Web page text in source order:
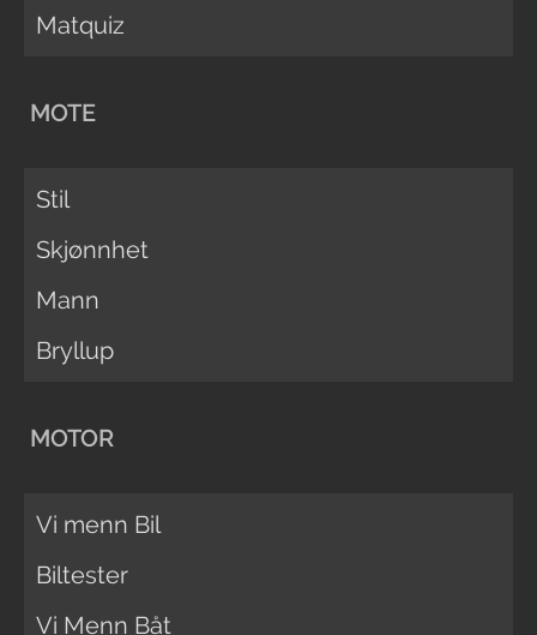
Matquiz
MOTE
Stil
Skjønnhet
Mann
Bryllup
MOTOR
Vi menn Bil
Biltester
Vi Menn Båt